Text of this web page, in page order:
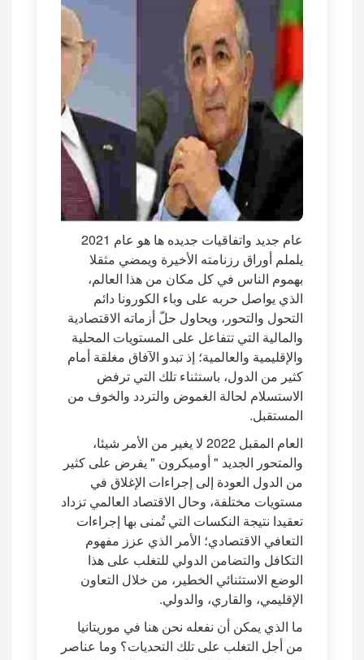
عام جديد واتفاقيات جديده ها هو عام 2021
يلملم أوراق رزنامته الأخيرة ويمضي مثقلا
بهموم الناس في كل مكان من هذا العالم،
الذي يواصل حربه على وباء الكورونا دائم
التحول والتحور، ويحاول حلّ أزماته الاقتصادية
والمالية التي تتفاعل على المستويات المحلية
والإقليمية والعالمية؛ إذ تبدو الآفاق مغلقة أمام
كثير من الدول، باستثناء تلك التي ترفض
الاستسلام لحالة الغموض والتردد والخوف من
المستقبل.
العام المقبل 2022 لا يغير من الأمر شيئا،
والمتحور الجديد " أوميكرون " يفرض على كثير
من الدول العودة إلى إجراءات الإغلاق في
مستويات مختلفة، وحال الاقتصاد العالمي تزداد
تعقيدا نتيجة النكسات التي تُمنى بها إجراءات
التعافي الاقتصادي؛ الأمر الذي عزز مفهوم
التكافل والتضامن الدولي للتغلب على هذا
الوضع الاستثنائي الخطير، من خلال التعاون
الإقليمي، والقاري، والدولي.
ما الذي يمكن أن نفعله نحن هنا في موريتانيا
من أجل التغلب على تلك التحديات؟ وما عناصر